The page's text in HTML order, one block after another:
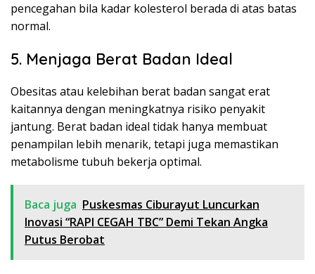
pencegahan bila kadar kolesterol berada di atas batas
normal.
5. Menjaga Berat Badan Ideal
Obesitas atau kelebihan berat badan sangat erat
kaitannya dengan meningkatnya risiko penyakit
jantung. Berat badan ideal tidak hanya membuat
penampilan lebih menarik, tetapi juga memastikan
metabolisme tubuh bekerja optimal.
Baca juga Puskesmas Ciburayut Luncurkan
Inovasi “RAPI CEGAH TBC” Demi Tekan Angka
Putus Berobat